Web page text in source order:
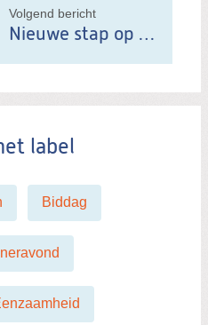
Volgend bericht
Nieuwe stap op weg naar coalitie
label
Biddag